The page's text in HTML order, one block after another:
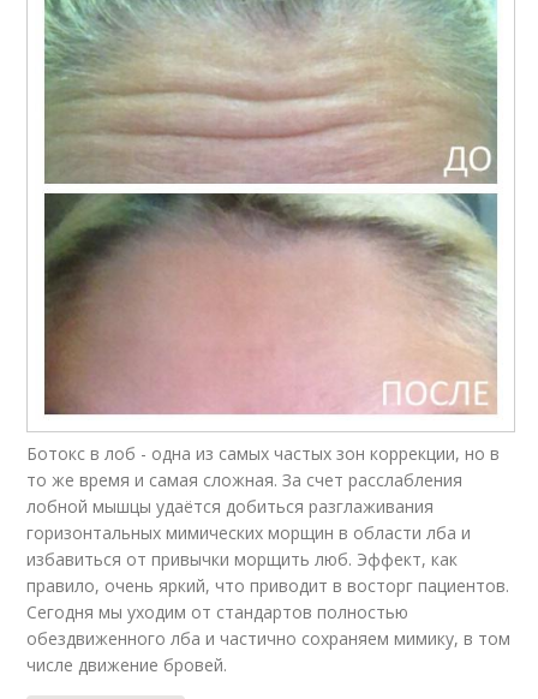
Ботокс в лоб - одна из самых частых зон коррекции, но в
то же время и самая сложная. За счет расслабления
лобной мышцы удаётся добиться разглаживания
горизонтальных мимических морщин в области лба и
избавиться от привычки морщить люб. Эффект, как
правило, очень яркий, что приводит в восторг пациентов.
Сегодня мы уходим от стандартов полностью
обездвиженного лба и частично сохраняем мимику, в том
числе движение бровей.